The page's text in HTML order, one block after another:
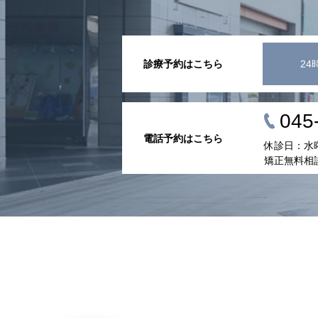
診療予約はこちら 24
電話予約はこちら
休診日：水
矯正無料相